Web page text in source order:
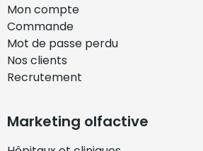
Mon compte
Commande
Mot de passe perdu
Nos clients
Recrutement
Marketing olfactive